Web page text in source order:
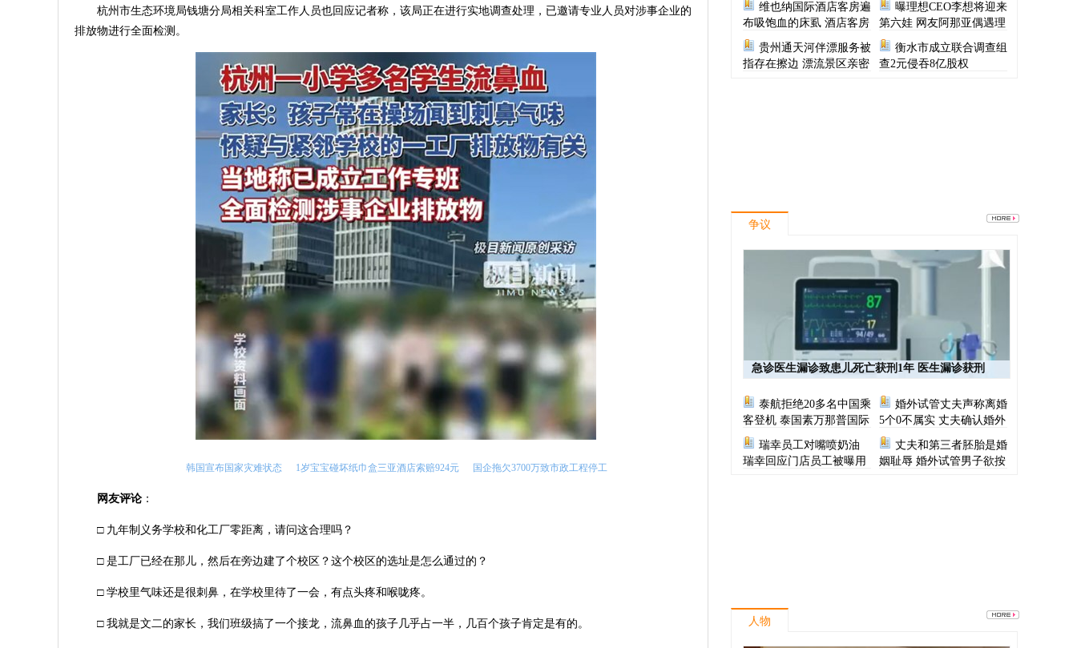
杭州市生态环境局钱塘分局相关科室工作人员也回应记者称，该局正在进行实地调查处理，已邀请专业人员对涉事企业的
排放物进行全面检测。
韩国宣布国家灾难状态 1岁宝宝碰坏纸巾盒三亚酒店索赔924元 国企拖欠3700万致市政工程停工
网友评论 ：
□ 九年制义务学校和化工厂零距离，请问这合理吗？
□ 是工厂已经在那儿，然后在旁边建了个校区？这个校区的选址是怎么通过的？
□ 学校里气味还是很刺鼻，在学校里待了一会，有点头疼和喉咙疼。
□ 我就是文二的家长，我们班级搞了一个接龙，流鼻血的孩子几乎占一半，几百个孩子肯定是有的。
维也纳国际酒店客房遍
布吸饱血的床虱 酒店客房
有虫员工反怪顾客不查
曝理想CEO李想将迎来
第六娃 网友阿那亚偶遇理
想CEO一家
贵州通天河伴漂服务被
指存在擦边 漂流景区亲密
衡水市成立联合调查组
查2元侵吞8亿股权
争议
急诊医生漏诊致患儿死亡获刑1年 医生漏诊获刑
泰航拒绝20多名中国乘
客登机 泰国素万那普国际
机场致歉
婚外试管丈夫声称离婚
5个0不属实 丈夫确认婚外
胚胎称早已叫停医院
瑞幸员工对嘴喷奶油
瑞幸回应门店员工被曝用
丈夫和第三者胚胎是婚
姻耻辱 婚外试管男子欲按
人物